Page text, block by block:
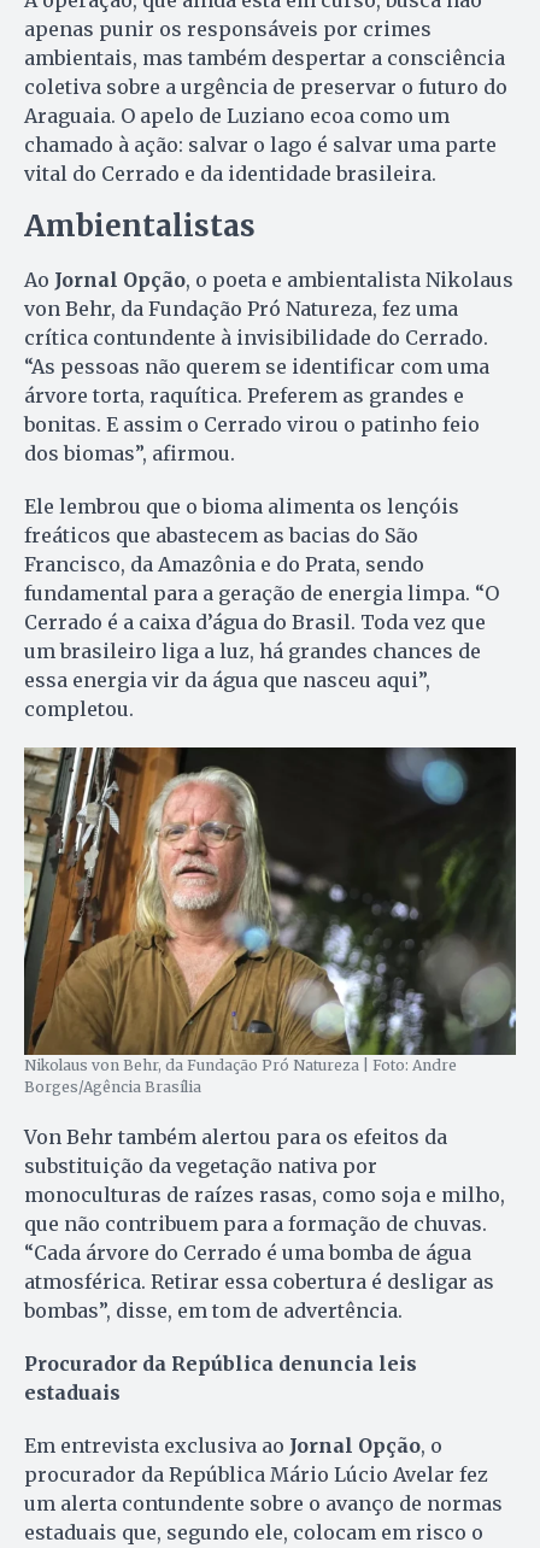
apenas punir os responsáveis por crimes
ambientais, mas também despertar a consciência
coletiva sobre a urgência de preservar o futuro do
Araguaia. O apelo de Luziano ecoa como um
chamado à ação: salvar o lago é salvar uma parte
vital do Cerrado e da identidade brasileira.
Ambientalistas
Ao Jornal Opção, o poeta e ambientalista Nikolaus
von Behr, da Fundação Pró Natureza, fez uma
crítica contundente à invisibilidade do Cerrado.
“As pessoas não querem se identificar com uma
árvore torta, raquítica. Preferem as grandes e
bonitas. E assim o Cerrado virou o patinho feio
dos biomas”, afirmou.
Ele lembrou que o bioma alimenta os lençóis
freáticos que abastecem as bacias do São
Francisco, da Amazônia e do Prata, sendo
fundamental para a geração de energia limpa. “O
Cerrado é a caixa d’água do Brasil. Toda vez que
um brasileiro liga a luz, há grandes chances de
essa energia vir da água que nasceu aqui”,
completou.
Nikolaus von Behr, da Fundação Pró Natureza | Foto: Andre
Borges/Agência Brasília
Von Behr também alertou para os efeitos da
substituição da vegetação nativa por
monoculturas de raízes rasas, como soja e milho,
que não contribuem para a formação de chuvas.
“Cada árvore do Cerrado é uma bomba de água
atmosférica. Retirar essa cobertura é desligar as
bombas”, disse, em tom de advertência.
Procurador da República denuncia leis
estaduais
Em entrevista exclusiva ao Jornal Opção, o
procurador da República Mário Lúcio Avelar fez
um alerta contundente sobre o avanço de normas
estaduais que, segundo ele, colocam em risco o